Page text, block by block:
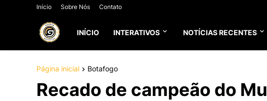
Início Sobre Nós Contato
INÍCIO INTERATIVOS NOTÍCIAS RECENTES
Página inicial Botafogo
Recado de campeão do